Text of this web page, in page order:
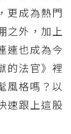
更成為熱門
之外，加上
連也成為今
的法官》裡
風格嗎？以
速跟上這股